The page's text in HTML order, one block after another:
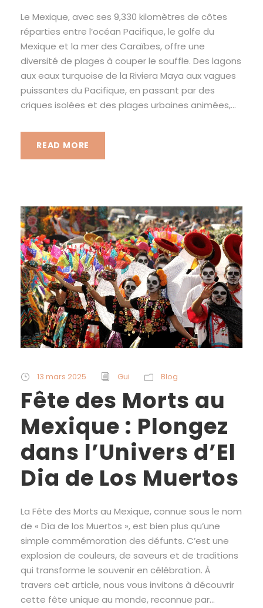
Le Mexique, avec ses 9,330 kilomètres de côtes
réparties entre l’océan Pacifique, le golfe du
Mexique et la mer des Caraïbes, offre une
diversité de plages à couper le souffle. Des lagons
aux eaux turquoise de la Riviera Maya aux vagues
puissantes du Pacifique, en passant par des
criques isolées et des plages urbaines animées,...
READ MORE
13 mars 2025 Gui Blog
Fête des Morts au
Mexique : Plongez
dans l’Univers d’El
Dia de Los Muertos
La Fête des Morts au Mexique, connue sous le nom
de « Día de los Muertos », est bien plus qu’une
simple commémoration des défunts. C’est une
explosion de couleurs, de saveurs et de traditions
qui transforme le souvenir en célébration. À
travers cet article, nous vous invitons à découvrir
cette fête unique au monde, reconnue par...